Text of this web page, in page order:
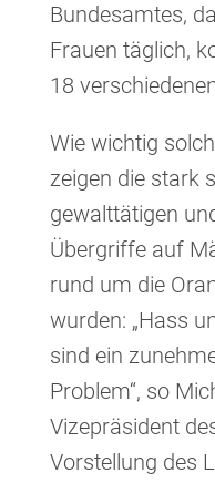
Bundesamtes,
Frauen täglich,
18
Wie wichtig
zeigen die stark
gewalttätigen
Übergriffe auf
rund um die
wurden: „Hass
sind ein
Problem“, so
Vizepräsident
Vorstellung des